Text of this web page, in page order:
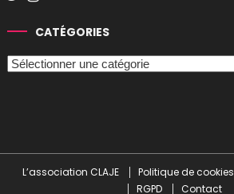
CATÉGORIES
Catégories
L’association CLAJE Politique de cookies
RGPD
Contact